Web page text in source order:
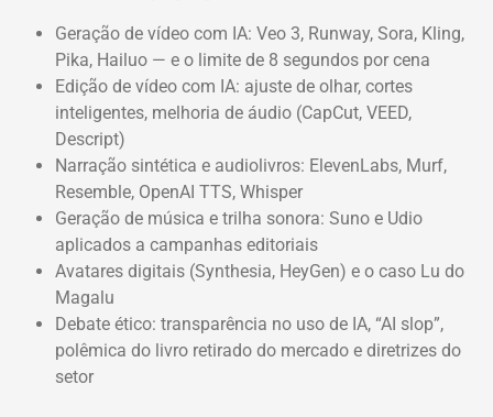
Geração de vídeo com IA: Veo 3, Runway, Sora, Kling,
Pika, Hailuo — e o limite de 8 segundos por cena
Edição de vídeo com IA: ajuste de olhar, cortes
inteligentes, melhoria de áudio (CapCut, VEED,
Descript)
Narração sintética e audiolivros: ElevenLabs, Murf,
Resemble, OpenAI TTS, Whisper
Geração de música e trilha sonora: Suno e Udio
aplicados a campanhas editoriais
Avatares digitais (Synthesia, HeyGen) e o caso Lu do
Magalu
Debate ético: transparência no uso de IA, “AI slop”,
polêmica do livro retirado do mercado e diretrizes do
setor